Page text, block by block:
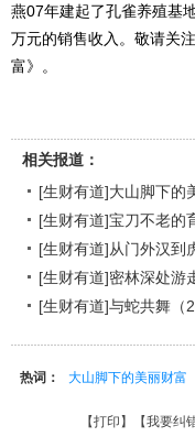
燕07年建起了孔雀养殖基
万元的销售收入。敬请关
富》。
相关报道：
[生财有道]大山脚下的
[生财有道]宝刀不老的
[生财有道]从门外汉到
[生财有道]密林深处游
[生财有道]与蛇共舞（
热词： 大山脚下的美丽财富
【打印 】【我要纠